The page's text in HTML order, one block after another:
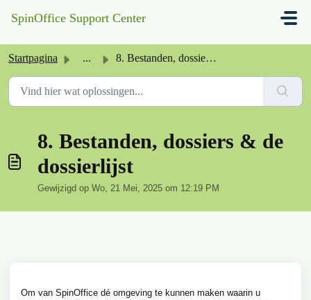
SpinOffice Support Center
Startpagina ... 8. Bestanden, dossiers & de dossierlijst
8. Bestanden, dossiers & de
dossierlijst
Gewijzigd op Wo, 21 Mei, 2025 om 12:19 PM
Om van SpinOffice dé omgeving te kunnen maken waarin u